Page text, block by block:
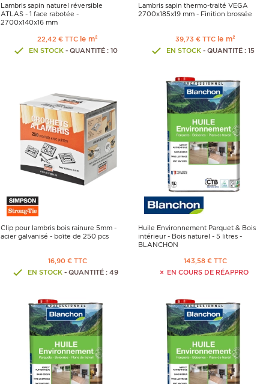
Lambris sapin naturel réversible
ATLAS - 1 face rabotée -
2700x140x16 mm
22,42 € TTC le m²
EN STOCK- QUANTITÉ : 10
Lambris sapin thermo-traité VEGA
2700x185x19 mm - Finition brossée
39,73 € TTC le m²
EN STOCK - QUANTITÉ : 15
Clip pour lambris bois rainure 5mm -
acier galvanisé - boîte de 250 pcs
16,90 € TTC
EN STOCK - QUANTITÉ : 49
Huile Environnement Parquet & Bois
intérieur - Bois naturel - 5 litres -
BLANCHON
143,58 € TTC
EN COURS DE RÉAPPRO